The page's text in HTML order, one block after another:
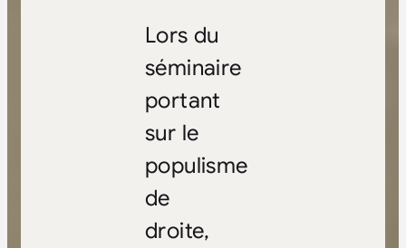
Lors du
séminaire
portant
sur le
populisme
de
droite,